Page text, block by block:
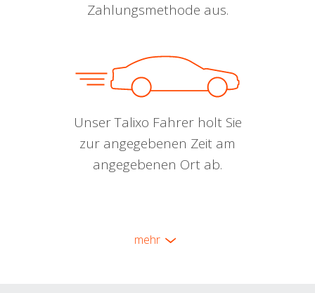
Zahlungsmethode aus.
Unser Talixo Fahrer holt Sie
zur angegebenen Zeit am
angegebenen Ort ab.
mehr